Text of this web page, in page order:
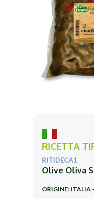
RICETTA
RITIDECA1
Olive Oliva
ORIGINE: ITALIA